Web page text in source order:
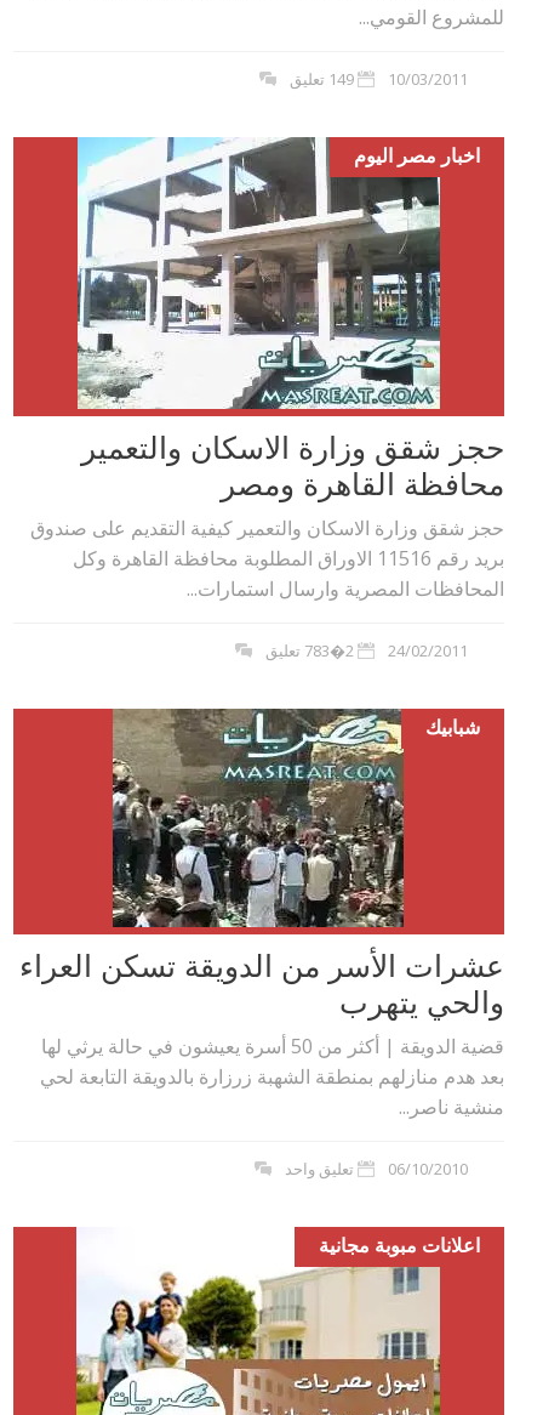
للمشروع القومي...
10/03/2011 149 تعليق
اخبار مصر اليوم
حجز شقق وزارة الاسكان والتعمير
محافظة القاهرة ومصر
حجز شقق وزارة الاسكان والتعمير كيفية التقديم على صندوق
بريد رقم 11516 الاوراق المطلوبة محافظة القاهرة وكل
المحافظات المصرية وارسال استمارات...
24/02/2011 2�783 تعليق
شبابيك
عشرات الأسر من الدويقة تسكن العراء
والحي يتهرب
قضية الدويقة | أكثر من 50 أسرة يعيشون في حالة يرثي لها
بعد هدم منازلهم بمنطقة الشهبة زرزارة بالدويقة التابعة لحي
منشية ناصر...
06/10/2010 تعليق واحد
اعلانات مبوبة مجانية